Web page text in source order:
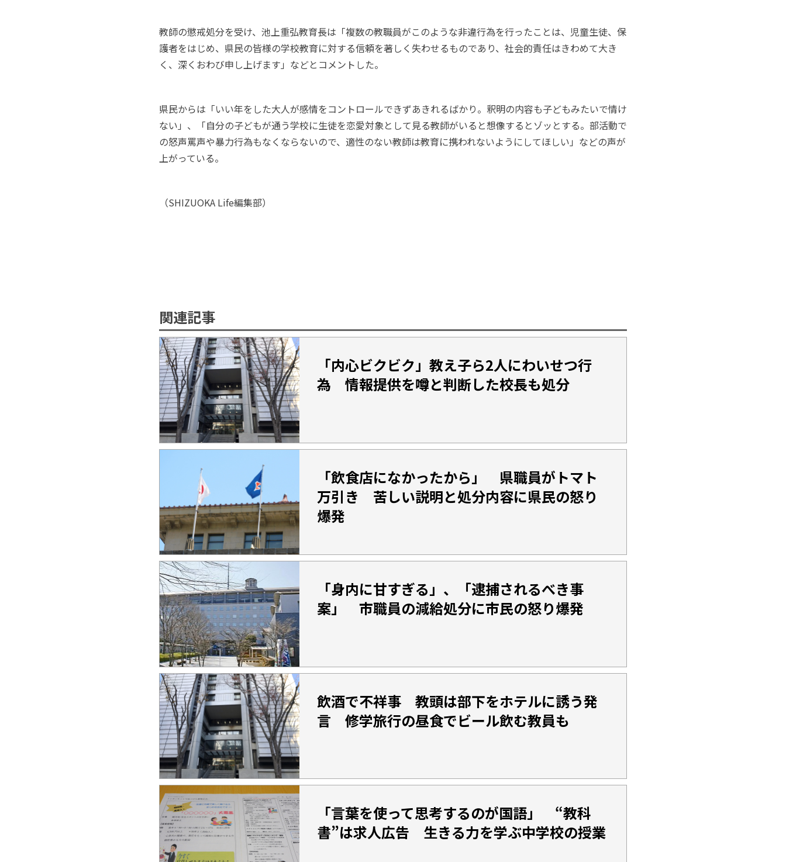
教師の懲戒処分を受け、池上重弘教育長は「複数の教職員がこのような非違行為を行ったことは、児童生徒、保
護者をはじめ、県民の皆様の学校教育に対する信頼を著しく失わせるものであり、社会的責任はきわめて大き
く、深くおわび申し上げます」などとコメントした。
県民からは「いい年をした大人が感情をコントロールできずあきれるばかり。釈明の内容も子どもみたいで情け
ない」、「自分の子どもが通う学校に生徒を恋愛対象として見る教師がいると想像するとゾッとする。部活動で
の怒声罵声や暴力行為もなくならないので、適性のない教師は教育に携われないようにしてほしい」などの声が
上がっている。
（SHIZUOKA Life編集部）
関連記事
「内心ビクビク」教え子ら2人にわいせつ行
為 情報提供を噂と判断した校長も処分
「飲食店になかったから」 県職員がトマト
万引き 苦しい説明と処分内容に県民の怒り
爆発
「身内に甘すぎる」、「逮捕されるべき事
案」 市職員の減給処分に市民の怒り爆発
飲酒で不祥事 教頭は部下をホテルに誘う発
言 修学旅行の昼食でビール飲む教員も
「言葉を使って思考するのが国語」 “教科
書”は求人広告 生きる力を学ぶ中学校の授業